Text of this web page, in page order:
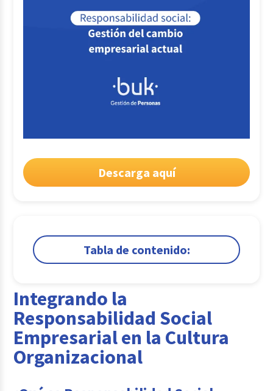
Descarga aquí
Tabla de contenido:
2.Empresas B: Un Enfoque Innovador para la
Responsabilidad Social Empresarial
Comparte
Integrando la
Responsabilidad Social
Empresarial en la Cultura
Organizacional